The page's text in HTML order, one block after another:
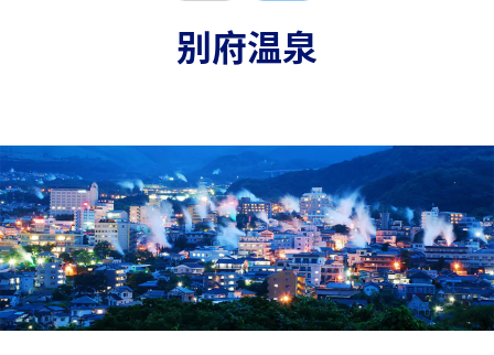
目的地
旅行信息
别府温泉